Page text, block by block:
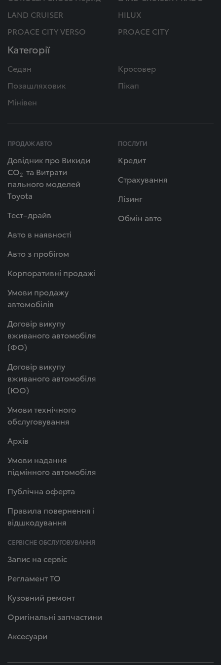
LAND CRUISER
HILUX
PROACE CITY VERSO
PROACE CITY
Категорії
Седан
Кросовер
Позашляховик
Пікап
Мінівен
ПРОДАЖ АВТО
Довідник про Викиди
СО2 та Витрати
пального моделей
Toyota
Тест–драйв
Авто в наявності
Авто з пробігом
Корпоративні продажі
Умови продажу
автомобілів
Договір викупу
вживаного автомобіля
(ФО)
Договір викупу
вживаного автомобіля
(ЮО)
Умови технічного
обслуговування
Архів
Умови надання
підмінного автомобіля
Публічна оферта
Правила повернення і
відшкодування
ПОСЛУГИ
Кредит
Страхування
Лізинг
Обмін авто
СЕРВІСНЕ ОБСЛУГОВУВАННЯ
Запис на сервіс
Регламент ТО
Кузовний ремонт
Оригінальні запчастини
Аксесуари